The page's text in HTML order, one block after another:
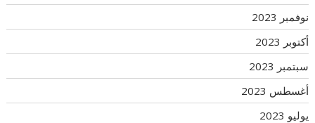
نوفمبر 2023
أكتوبر 2023
سبتمبر 2023
أغسطس 2023
يوليو 2023